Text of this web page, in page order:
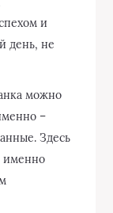
и
день, не
можно
–
Здесь
именно